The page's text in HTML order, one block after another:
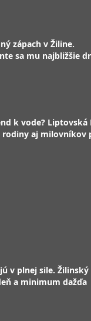
zápach v Žiline.
sa mu najbližšie
k vode? Liptovská
rodiny aj milovníkov
v plnej sile.
a minimum dažďa